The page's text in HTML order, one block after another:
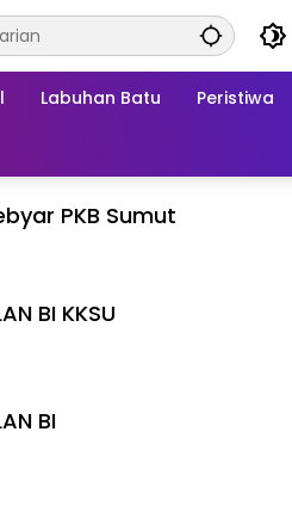
Labuhan Batu Peristiwa
PKB Sumut
BI KKSU
BI